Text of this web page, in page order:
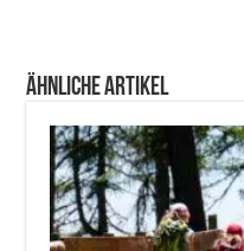
Ähnliche Artikel